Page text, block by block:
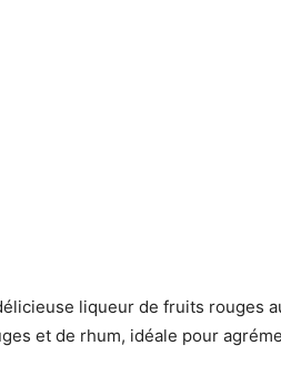
liqueur de fruits rouges
et de rhum, idéale pour